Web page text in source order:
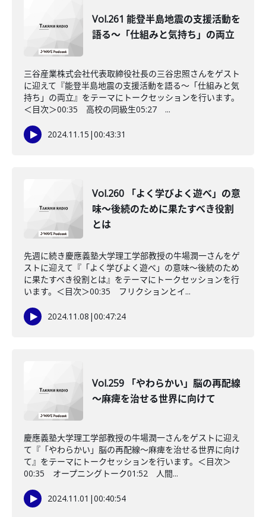
Vol.261 能登半島地震の支援活動を
語る～「仕組みと気持ち」の両立
三谷産業株式会社代表取締役社長の三谷忠照さんをゲスト
に迎えて『能登半島地震の支援活動を語る～「仕組みと気
持ち」の両立』をテーマにトークセッションを行います。
＜目次＞00:35 高校の同級生05:27 ...
2024.11.15 |00:43:31
Vol.260 「よく学びよく遊べ」の意
味〜後続のために果たすべき役割
とは
先週に続き慶應義塾大学理工学部教授の牛場潤一さんをゲ
ストに迎えて『「よく学びよく遊べ」の意味〜後続のため
に果たすべき役割とは』をテーマにトークセッションを行
います。＜目次＞00:35 フリクションとイ...
2024.11.08 |00:47:24
Vol.259 「やわらかい」脳の再配線
～麻痺を治せる世界に向けて
慶應義塾大学理工学部教授の牛場潤一さんをゲストに迎え
て『「やわらかい」脳の再配線～麻痺を治せる世界に向け
て』をテーマにトークセッションを行います。＜目次＞
00:35 オープニングトーク01:52 人間...
2024.11.01 |00:40:54